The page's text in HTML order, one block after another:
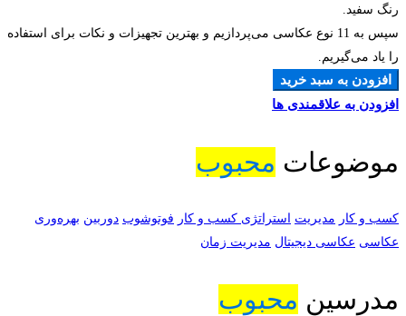
رنگ سفید.
سپس به 11 نوع عکاسی می‌پردازیم و بهترین تجهیزات و نکات برای استفاده
را یاد می‌گیریم.
افزودن به سبد خرید
افزودن به علاقمندی ها
موضوعات محبوب
کسب و کار مدیریت استراتژی کسب و کار فوتوشوب دوربین بهره‌وری
عکاسی عکاسی دیجیتال مدیریت زمان
مدرسین محبوب